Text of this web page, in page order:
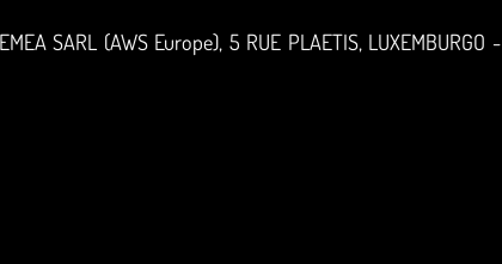
SARL (AWS Europe), 5 RUE PLAETIS, LUXEMBURGO -